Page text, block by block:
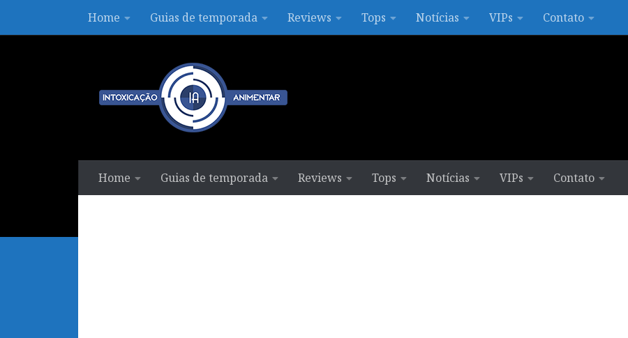
Skip to contentHome Guias de temporada Reviews Tops Notícias VIPs Contato
Home Guias de temporada Reviews Tops Notícias VIPs Contato